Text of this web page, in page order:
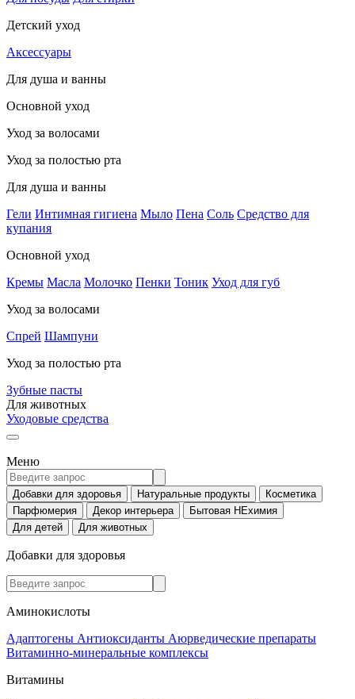
Детский уход
Аксессуары
Для душа и ванны
Основной уход
Уход за волосами
Уход за полостью рта
Для душа и ванны
Гели Интимная гигиена Мыло Пена Соль Средство для
купания
Основной уход
Кремы Масла Молочко Пенки Тоник Уход для губ
Уход за волосами
Спрей Шампуни
Уход за полостью рта
Зубные пасты
Для животных
Уходовые средства
Меню
Добавки для здоровья Натуральные продукты
Косметика
Парфюмерия
Декор интерьера
Бытовая НЕхимия
Для детей
Для животных
Добавки для здоровья
Аминокислоты
Адаптогены Антиоксиданты Аюрведические препараты
Витаминно-минеральные комплексы
Витамины